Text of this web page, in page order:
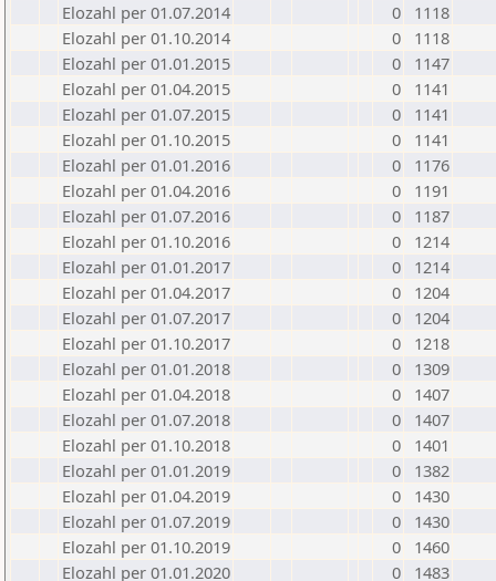
Elozahl per 01.07.2014
0
1118
Elozahl per 01.10.2014
0
1118
Elozahl per 01.01.2015
0
1147
Elozahl per 01.04.2015
0
1141
Elozahl per 01.07.2015
0
1141
Elozahl per 01.10.2015
0
1141
Elozahl per 01.01.2016
0
1176
Elozahl per 01.04.2016
0
1191
Elozahl per 01.07.2016
0
1187
Elozahl per 01.10.2016
0
1214
Elozahl per 01.01.2017
0
1214
Elozahl per 01.04.2017
0
1204
Elozahl per 01.07.2017
0
1204
Elozahl per 01.10.2017
0
1218
Elozahl per 01.01.2018
0
1309
Elozahl per 01.04.2018
0
1407
Elozahl per 01.07.2018
0
1407
Elozahl per 01.10.2018
0
1401
Elozahl per 01.01.2019
0
1382
Elozahl per 01.04.2019
0
1430
Elozahl per 01.07.2019
0
1430
Elozahl per 01.10.2019
0
1460
Elozahl per 01.01.2020
0
1483